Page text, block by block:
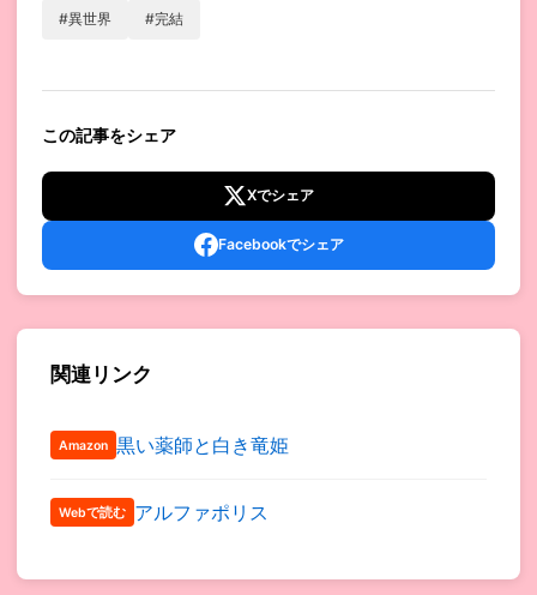
#異世界 #完結
この記事をシェア
Xでシェア
Facebookでシェア
関連リンク
Amazon 黒い薬師と白き竜姫
Webで読む アルファポリス